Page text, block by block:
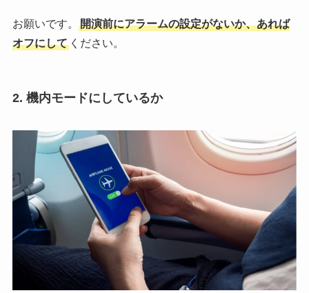
お願いです。
開演前にアラームの設定がないか、あれば
オフにしてください。
2. 機内モードにしているか